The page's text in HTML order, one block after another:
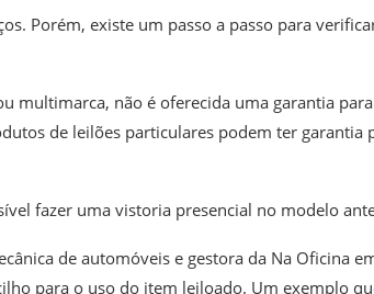
Porém, existe um passo a passo para
multimarca, não é oferecida uma garantia
de leilões particulares podem ter garantia
fazer uma vistoria presencial no modelo
de automóveis e gestora da Na Oficina
para o uso do item leiloado. Um exemplo